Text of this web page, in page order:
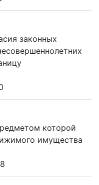
законных
которой
имущества